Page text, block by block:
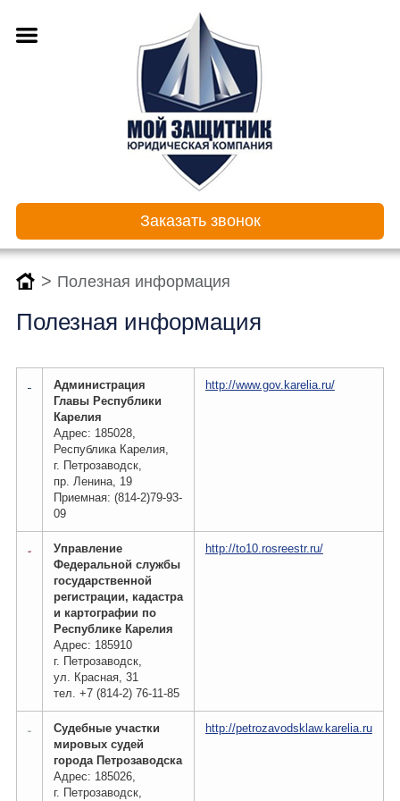
Заказать звонок
> Полезная информация
Полезная информация
Администрация
Главы Республики
Карелия
Адрес: 185028,
Республика Карелия,
г. Петрозаводск,
пр. Ленина, 19
Приемная: (814-2)79-93-
09
http://www.gov.karelia.ru/
Управление
Федеральной службы
государственной
регистрации, кадастра
и картографии по
Республике Карелия
Адрес: 185910
г. Петрозаводск,
ул. Красная, 31
тел. +7 (814-2) 76-11-85
http://to10.rosreestr.ru/
Судебные участки
мировых судей
города Петрозаводска
Адрес: 185026,
г. Петрозаводск,
http://petrozavodsklaw.karelia.ru